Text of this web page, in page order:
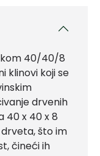
kom 40/40/8
klinovi koji se
drvenih
40 x 40 x 8
što im
čineći ih